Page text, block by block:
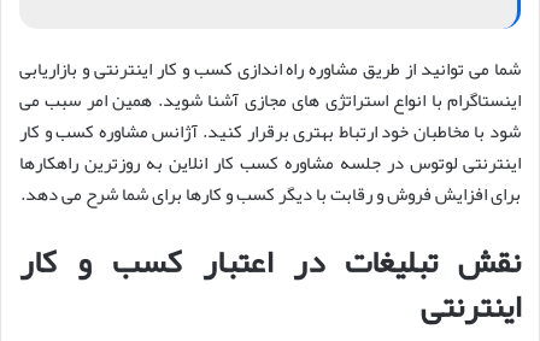
شما می توانید از طریق مشاوره راه اندازی کسب و کار اینترنتی و بازاریابی
اینستاگرام با انواع استراتژی های مجازی آشنا شوید. همین امر سبب می
شود با مخاطبان خود ارتباط بهتری برقرار کنید. آژانس مشاوره کسب و کار
اینترنتی لوتوس در جلسه مشاوره کسب کار انلاین به روزترین راهکارها
برای افزایش فروش و رقابت با دیگر کسب و کارها برای شما شرح می دهد.
نقش تبلیغات در اعتبار کسب و کار
اینترنتی